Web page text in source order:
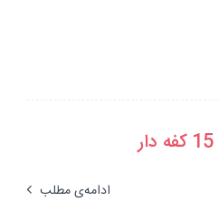
ادامه‌ی مطلب